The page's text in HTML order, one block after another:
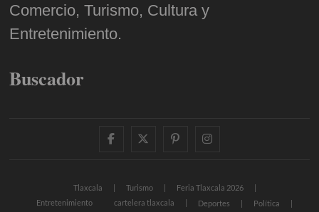
Comercio, Turismo, Cultura y
Entretenimiento.
Buscador
facebooktwitter
pinterestinstagram
Tlaxcala Turismo
Feria Tlaxcala 2026
Entretenimiento
cartelera tlaxcala Deportes Política